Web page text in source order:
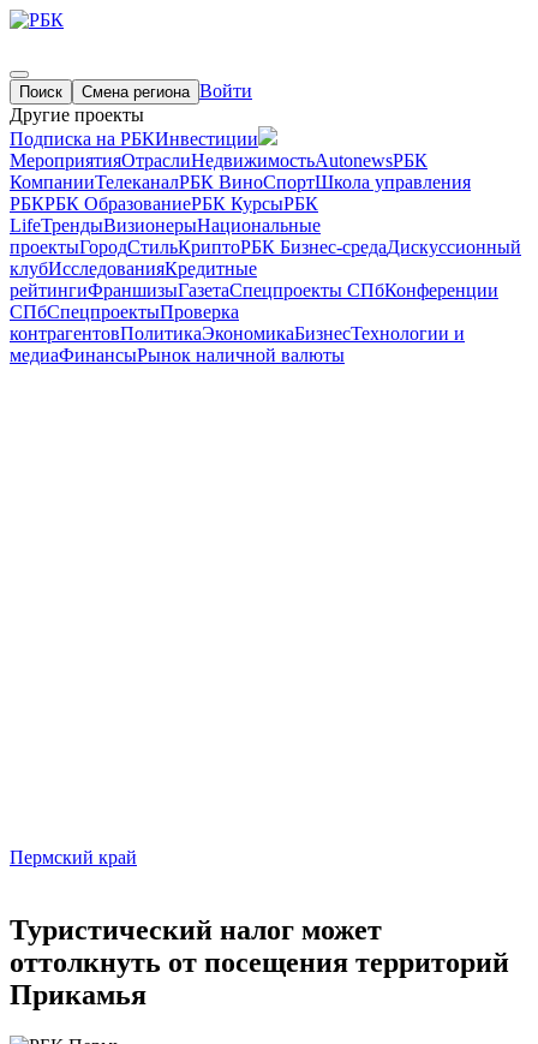
Поиск Смена региона Войти
Другие проекты
Подписка на РБКИнвестиции
МероприятияОтраслиНедвижимостьAutonewsРБК
КомпанииТелеканалРБК ВиноСпортШкола управления
РБКРБК ОбразованиеРБК КурсыРБК
LifeТрендыВизионерыНациональные
проектыГородСтильКриптоРБК Бизнес-средаДискуссионный
клубИсследованияКредитные
рейтингиФраншизыГазетаСпецпроекты СПбКонференции
СПбСпецпроектыПроверка
контрагентовПолитикаЭкономикаБизнесТехнологии и
медиаФинансыРынок наличной валюты
Пермский край
Туристический налог может
оттолкнуть от посещения территорий
Прикамья